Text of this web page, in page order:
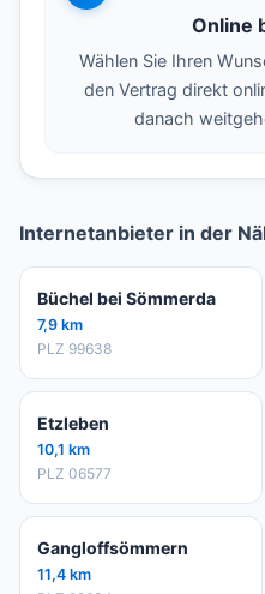
Online
Wählen Sie Ihren
den Vertrag direkt
danach
Internetanbieter in der
Büchel bei Sömmerda
7,9 km
PLZ 99638
Etzleben
10,1 km
PLZ 06577
Gangloffsömmern
11,4 km